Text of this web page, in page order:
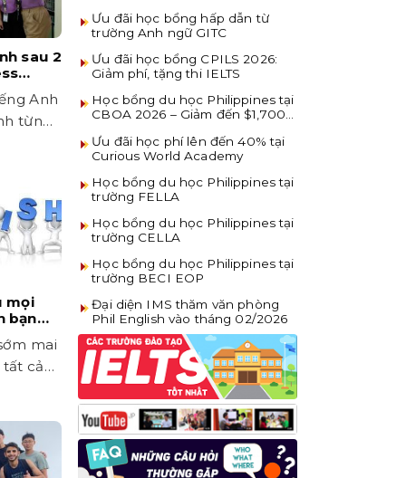
sau 2
Anh
từng
mọi
bạn
mai
cả
Ưu đãi học bổng hấp dẫn từ
trường Anh ngữ GITC
Ưu đãi học bổng CPILS 2026:
Giảm phí, tặng thi IELTS
Học bổng du học Philippines tại
CBOA 2026 – Giảm đến $1,700
Ưu đãi học phí lên đến 40% tại
Curious World Academy
Học bổng du học Philippines tại
trường FELLA
Học bổng du học Philippines tại
trường CELLA
Học bổng du học Philippines tại
trường BECI EOP
Đại diện IMS thăm văn phòng
Phil English vào tháng 02/2026